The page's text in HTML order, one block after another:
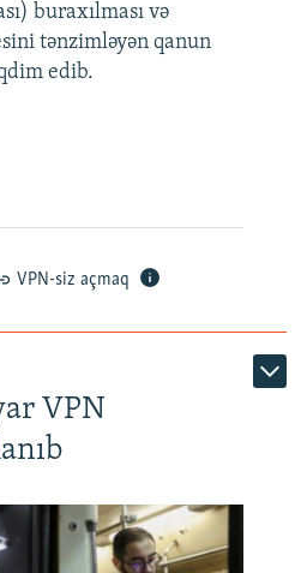
360p 480p
1080p
480p
buraxılması və
tənzimləyən qanun
edib.
VPN-siz açmaq
VPN